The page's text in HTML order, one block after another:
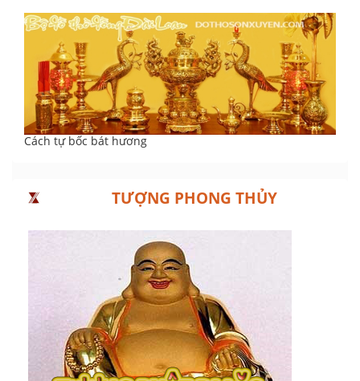
Cách tự bốc bát hương
TƯỢNG PHONG THỦY